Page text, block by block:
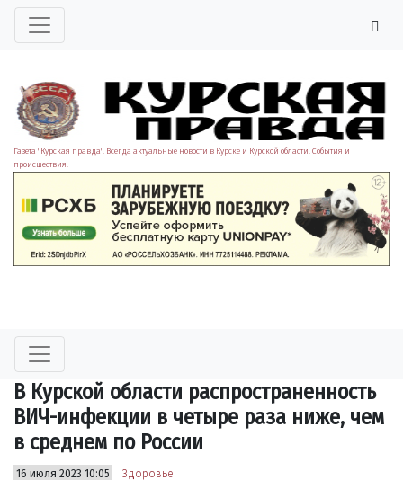
Газета "Курская правда". Всегда актуальные новости в Курске и Курской области. События и
происшествия.
В Курской области распространенность
ВИЧ-инфекции в четыре раза ниже, чем
в среднем по России
16 июля 2023 10:05 Здоровье